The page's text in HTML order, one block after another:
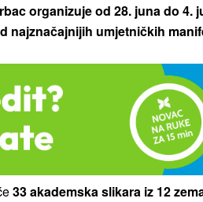
organizuje od 28. juna do
najznačajnijih umjetničkih
33 akademska slikara iz 12